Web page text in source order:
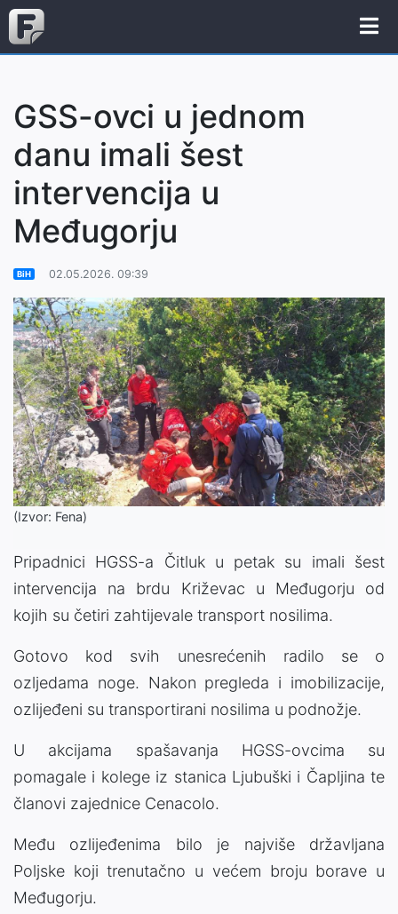
GSS-ovci u jednom
danu imali šest
intervencija u
Međugorju
BiH 02.05.2026. 09:39
(Izvor: Fena)
Pripadnici HGSS-a Čitluk u petak su imali šest
intervencija na brdu Križevac u Međugorju od
kojih su četiri zahtijevale transport nosilima.
Gotovo kod svih unesrećenih radilo se o
ozljedama noge. Nakon pregleda i imobilizacije,
ozlijeđeni su transportirani nosilima u podnožje.
U akcijama spašavanja HGSS-ovcima su
pomagale i kolege iz stanica Ljubuški i Čapljina te
članovi zajednice Cenacolo.
Među ozlijeđenima bilo je najviše državljana
Poljske koji trenutačno u većem broju borave u
Međugorju.